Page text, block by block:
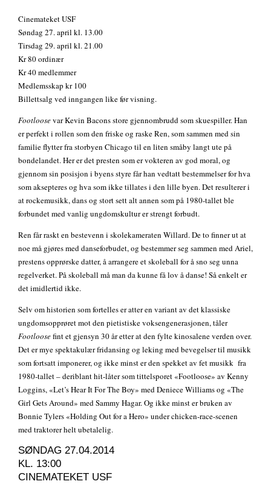
Cinemateket USF
Søndag 27. april kl. 13.00
Tirsdag 29. april kl. 21.00
Kr 80 ordinær
Kr 40 medlemmer
Medlemsskap kr 100
Billettsalg ved inngangen like før visning.
Footloosevar Kevin Bacons store gjennombrudd som skuespiller. Han
er perfekt i rollen som den friske og raske Ren, som sammen med sin
familie flytter fra storbyen Chicago til en liten småby langt ute på
bondelandet. Her er det presten som er vokteren av god moral, og
gjennom sin posisjon i byens styre får han vedtatt bestemmelser for hva
som aksepteres og hva som ikke tillates i den lille byen. Det resulterer i
at rockemusikk, dans og stort sett alt annen som på 1980-tallet ble
forbundet med vanlig ungdomskultur er strengt forbudt.
Ren får raskt en bestevenn i skolekameraten Willard. De to finner ut at
noe må gjøres med danseforbudet, og bestemmer seg sammen med Ariel,
prestens opprørske datter, å arrangere et skoleball for å sno seg unna
regelverket. På skoleball må man da kunne få lov å danse! Så enkelt er
det imidlertid ikke.
Selv om historien som fortelles er atter en variant av det klassiske
ungdomsopprøret mot den pietistiske voksengenerasjonen, tåler
Footloosefint et gjensyn 30 år etter at den fylte kinosalene verden over.
Det er mye spektakulær fridansing og leking med bevegelser til musikk
som fortsatt imponerer, og ikke minst er den spekket av fet musikk fra
1980-tallet – deriblant hit-låter som tittelsporet «Footloose» av Kenny
Loggins, «Let’s Hear It For The Boy» med Deniece Williams og «The
Girl Gets Around» med Sammy Hagar. Og ikke minst er bruken av
Bonnie Tylers «Holding Out for a Hero» under chicken-race-scenen
med traktorer helt ubetalelig.
SØNDAG 27.04.2014
KL. 13:00
CINEMATEKET USF